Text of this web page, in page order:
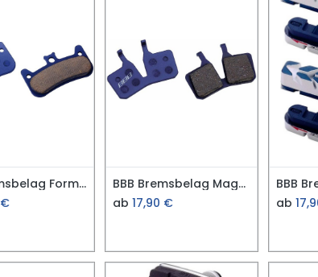
BBB Bremsbelag Formula Cura 4
€
BBB Bremsbelag Magura MT5
ab 17,90 €
ab